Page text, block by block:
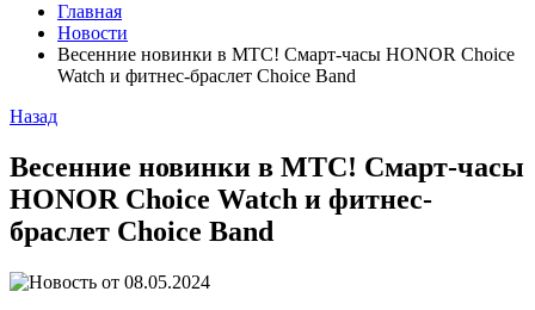
Главная
Новости
Весенние новинки в МТС! Смарт-часы HONOR Choice
Watch и фитнес-браслет Choice Band
Назад
Весенние новинки в МТС! Смарт-часы
HONOR Choice Watch и фитнес-
браслет Choice Band
08.05.2024